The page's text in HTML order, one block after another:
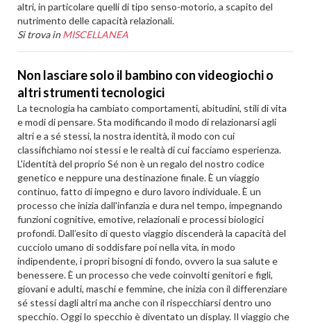
altri, in particolare quelli di tipo senso-motorio, a scapito del
nutrimento delle capacità relazionali.
Si trova in MISCELLANEA
Non lasciare solo il bambino con videogiochi o
altri strumenti tecnologici
La tecnologia ha cambiato comportamenti, abitudini, stili di vita
e modi di pensare. Sta modificando il modo di relazionarsi agli
altri e a sé stessi, la nostra identità, il modo con cui
classifichiamo noi stessi e le realtà di cui facciamo esperienza.
L'identità del proprio Sé non è un regalo del nostro codice
genetico e neppure una destinazione finale. È un viaggio
continuo, fatto di impegno e duro lavoro individuale. È un
processo che inizia dall'infanzia e dura nel tempo, impegnando
funzioni cognitive, emotive, relazionali e processi biologici
profondi. Dall’esito di questo viaggio discenderà la capacità del
cucciolo umano di soddisfare poi nella vita, in modo
indipendente, i propri bisogni di fondo, ovvero la sua salute e
benessere. È un processo che vede coinvolti genitori e figli,
giovani e adulti, maschi e femmine, che inizia con il differenziare
sé stessi dagli altri ma anche con il rispecchiarsi dentro uno
specchio. Oggi lo specchio è diventato un display. Il viaggio che